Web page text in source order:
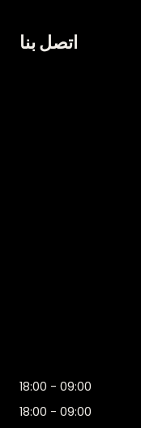
اتصل بنا
09:00 - 18:00
09:00 - 18:00